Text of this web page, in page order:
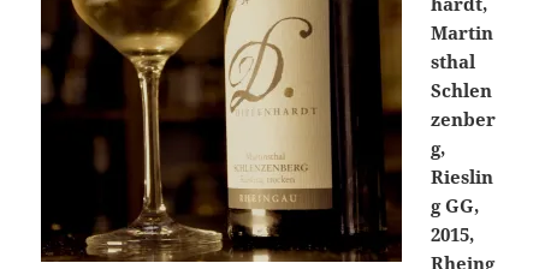
Martin
sthal
Schlen
zenber
g,
Rieslin
g GG,
2015,
Rheing